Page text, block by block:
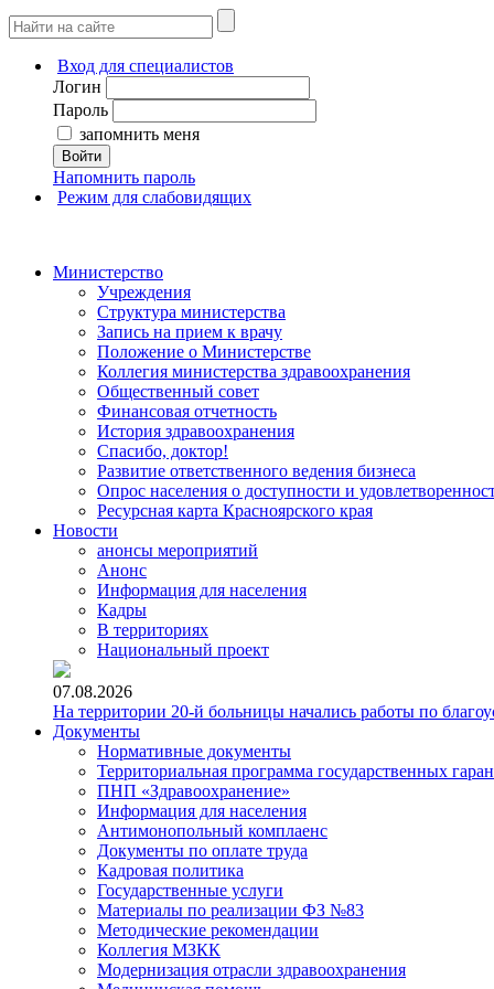
Вход для специалистов
Логин
Пароль
запомнить меня
Войти
Напомнить пароль
Режим для слабовидящих
Министерство
Учреждения
Структура министерства
Запись на прием к врачу
Положение о Министерстве
Коллегия министерства здравоохранения
Общественный совет
Финансовая отчетность
История здравоохранения
Спасибо, доктор!
Развитие ответственного ведения бизнеса
Опрос населения о доступности и
Ресурсная карта Красноярского края
Новости
анонсы мероприятий
Анонс
Информация для населения
Кадры
В территориях
Национальный проект
07.08.2026
На территории 20-й больницы начались работы по
Документы
Нормативные документы
Территориальная программа государственных
ПНП «Здравоохранение»
Информация для населения
Антимонопольный комплаенс
Документы по оплате труда
Кадровая политика
Государственные услуги
Материалы по реализации ФЗ №83
Методические рекомендации
Коллегия МЗКК
Модернизация отрасли здравоохранения